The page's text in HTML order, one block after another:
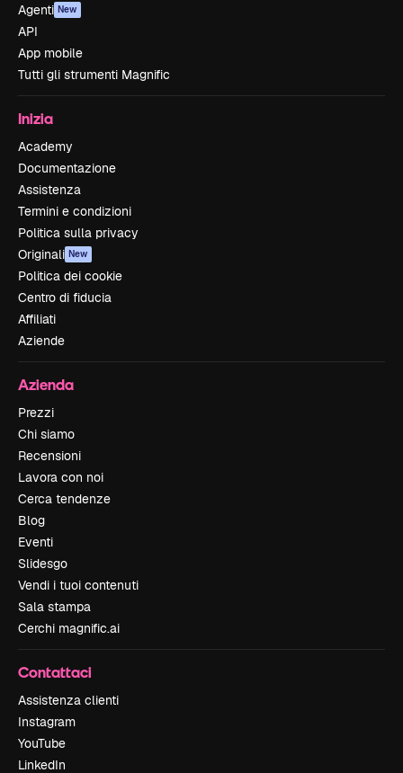
Agenti New
API
App mobile
Tutti gli strumenti Magnific
Inizia
Academy
Documentazione
Assistenza
Termini e condizioni
Politica sulla privacy
Originali New
Politica dei cookie
Centro di fiducia
Affiliati
Aziende
Azienda
Prezzi
Chi siamo
Recensioni
Lavora con noi
Cerca tendenze
Blog
Eventi
Slidesgo
Vendi i tuoi contenuti
Sala stampa
Cerchi magnific.ai
Contattaci
Assistenza clienti
Instagram
YouTube
LinkedIn